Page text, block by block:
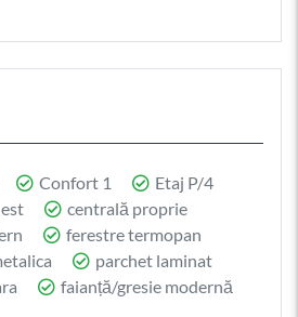
Confort 1
Etaj P/4
centrală proprie
ferestre termopan
parchet laminat
faianță/gresie modernă